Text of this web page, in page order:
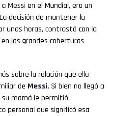
Messi en el Mundial, era un
decisión de mantener la
unas horas, contrastó con la
las grandes coberturas
sobre la relación que ella
de Messi. Si bien no llegó a
su mamá le permitió
personal que significó esa